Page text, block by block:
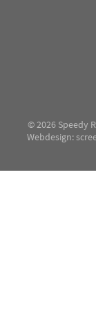
© 2026 Speedy
Webdesign: